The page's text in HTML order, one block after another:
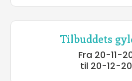
Tilbuddets
Fra 20-11-
til 20-12-